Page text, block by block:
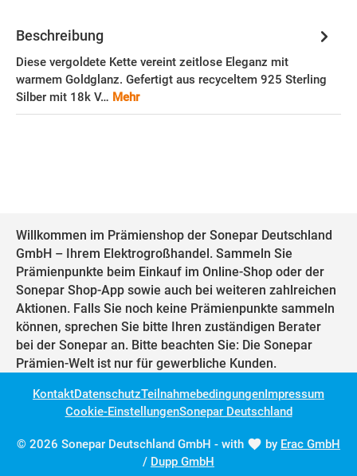
Beschreibung
Diese vergoldete Kette vereint zeitlose Eleganz mit
warmem Goldglanz. Gefertigt aus recyceltem 925 Sterling
Silber mit 18k V… Mehr
Willkommen im Prämienshop der Sonepar Deutschland
GmbH – Ihrem Elektrogroßhandel. Sammeln Sie
Prämienpunkte beim Einkauf im Online-Shop oder der
Sonepar Shop-App sowie auch bei weiteren zahlreichen
Aktionen. Falls Sie noch keine Prämienpunkte sammeln
können, sprechen Sie bitte Ihren zuständigen Berater
bei der Sonepar an. Bitte beachten Sie: Die Sonepar
Prämien-Welt ist nur für gewerbliche Kunden.
© 2026 Sonepar Deutschland GmbH - with by Erac GmbH
/ Dupp GmbH
KontaktDatenschutzTeilnahmebedingungenImpressum
Cookie-EinstellungenSonepar Deutschland